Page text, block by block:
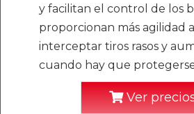
y facilitan el control de los
proporcionan más agilidad
interceptar tiros rasos y
cuando hay que
Ver